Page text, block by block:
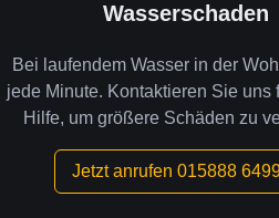
Wasserschaden
Bei laufendem Wasser in der
jede Minute. Kontaktieren Sie uns
Hilfe, um größere Schäden zu
Jetzt anrufen 015888